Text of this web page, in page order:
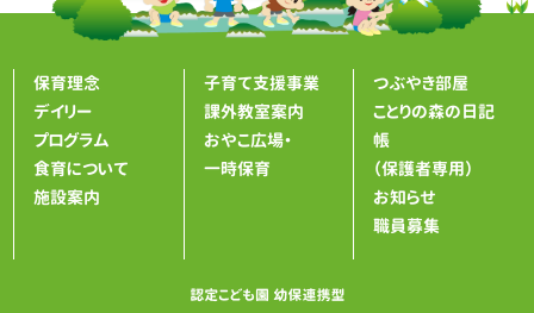
保育理念
デイリー
プログラム
食育について
施設案内
子育て支援事業
課外教室案内
おやこ広場・
一時保育
つぶやき部屋
ことりの森の日記
帳
（保護者専用）
お知らせ
職員募集